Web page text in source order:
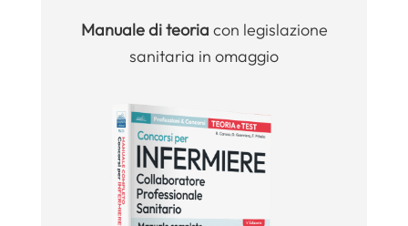
Manualedi teoria con legislazione
sanitaria in omaggio